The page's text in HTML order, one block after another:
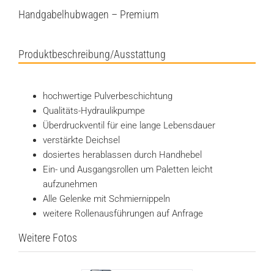
Handgabelhubwagen – Premium
Produktbeschreibung/Ausstattung
hochwertige Pulverbeschichtung
Qualitäts-Hydraulikpumpe
Überdruckventil für eine lange Lebensdauer
verstärkte Deichsel
dosiertes herablassen durch Handhebel
Ein- und Ausgangsrollen um Paletten leicht
aufzunehmen
Alle Gelenke mit Schmiernippeln
weitere Rollenausführungen auf Anfrage
Weitere Fotos